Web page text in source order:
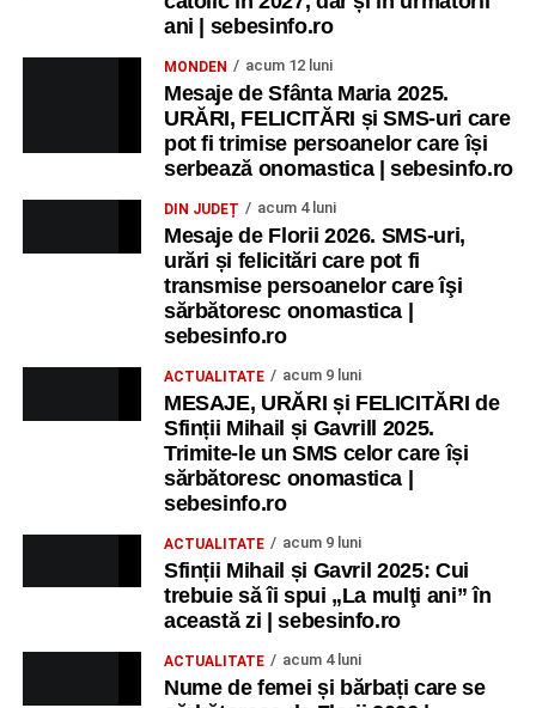
ani | sebesinfo.ro
MONDEN acum 12 luni
Mesaje de Sfânta Maria 2025.
URĂRI, FELICITĂRI și SMS-uri care
pot fi trimise persoanelor care își
serbează onomastica | sebesinfo.ro
DIN JUDEȚ acum 4 luni
Mesaje de Florii 2026. SMS-uri,
urări și felicitări care pot fi
transmise persoanelor care îşi
sărbătoresc onomastica |
sebesinfo.ro
ACTUALITATE acum 9 luni
MESAJE, URĂRI și FELICITĂRI de
Sfinții Mihail și Gavrill 2025.
Trimite-le un SMS celor care își
sărbătoresc onomastica |
sebesinfo.ro
ACTUALITATE acum 9 luni
Sfinții Mihail și Gavril 2025: Cui
trebuie să îi spui „La mulţi ani” în
această zi | sebesinfo.ro
ACTUALITATE acum 4 luni
Nume de femei și bărbați care se